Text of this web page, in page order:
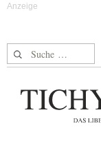
Suche nach: